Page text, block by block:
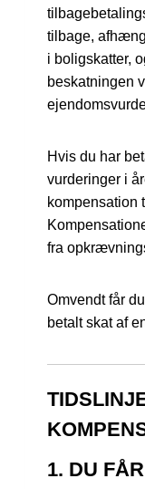
tilbage,
i boligskatter,
beskatningen
Hvis du har
vurderinger i
kompensation
fra
Omvendt får
betalt skat af
1. DU